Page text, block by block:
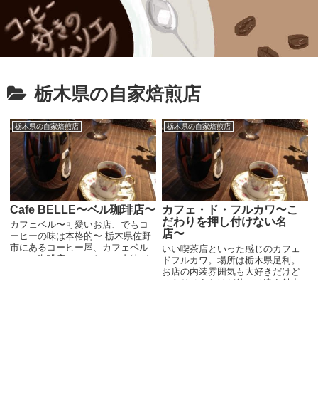
栃木県の自家焙煎店
栃木県の自家焙煎店
Cafe BELLE〜ベル珈琲店〜
カフェベル〜可愛いお店、でもコ
ーヒーの味は本格的〜 栃木県佐野
市にあるコーヒー屋、カフェベル
（ベル珈琲店）。かわいい内装が
栃木県の自家焙煎店
カフェ・ド・フルカワ〜こ
だわりを押し付けない名
店〜
いい喫茶店といった感じのカフェ
ドフルカワ。場所は栃木県足利。
お店の内装雰囲気も大好きだけど
（ありそうだけど他とは違う魅力